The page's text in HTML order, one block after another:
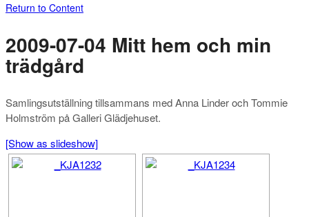
Return to Content
2009-07-04 Mitt hem och min
trädgård
Samlingsutställning tillsammans med Anna Linder och Tommie
Holmström på Galleri Glädjehuset.
[Show as slideshow]